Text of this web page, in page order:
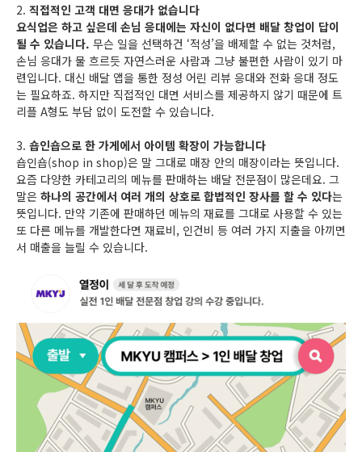
2. 직접적인 고객 대면 응대가 없습니다
요식업은 하고 싶은데 손님 응대에는 자신이 없다면 배달 창업이 답이
될 수 있습니다. 무슨 일을 선택하건 ‘적성’을 배제할 수 없는 것처럼,
손님 응대가 물 흐르듯 자연스러운 사람과 그냥 불편한 사람이 있기 마
련입니다. 대신 배달 앱을 통한 정성 어린 리뷰 응대와 전화 응대 정도
는 필요하죠. 하지만 직접적인 대면 서비스를 제공하지 않기 때문에 트
리플 A형도 부담 없이 도전할 수 있습니다.
3. 숍인숍으로 한 가게에서 아이템 확장이 가능합니다
숍인숍(shop in shop)은 말 그대로 매장 안의 매장이라는 뜻입니다.
요즘 다양한 카테고리의 메뉴를 판매하는 배달 전문점이 많은데요. 그
말은 하나의 공간에서 여러 개의 상호로 합법적인 장사를 할 수 있다는
뜻입니다. 만약 기존에 판매하던 메뉴의 재료를 그대로 사용할 수 있는
또 다른 메뉴를 개발한다면 재료비, 인건비 등 여러 가지 지출을 아끼면
서 매출을 늘릴 수 있습니다.